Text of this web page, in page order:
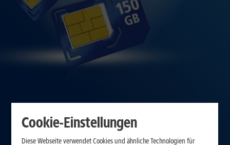
mit 1&1 All-Net-Flat S
Zum Angebot
Cookie-Einstellungen
Diese Webseite verwendet Cookies und ähnliche Technologien für